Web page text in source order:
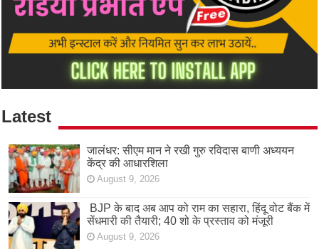
Latest
जालंधर: सीएम मान ने रखी गुरु रविदास बाणी अध्ययन
केंद्र की आधारशिला
August 9, 2026
BJP के बाद अब आप को राम का सहारा, हिंदू वोट बैंक में
सेंधमारी की तैयारी; 40 शो के प्रस्ताव को मंजूरी
August 9, 2026